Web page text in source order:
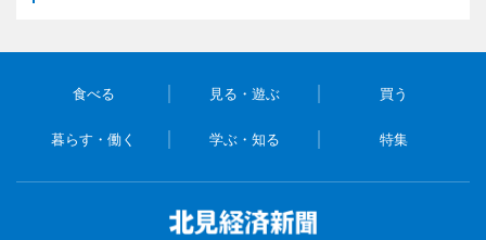
食べる 見る・遊ぶ 買う
暮らす・働く 学ぶ・知る 特集